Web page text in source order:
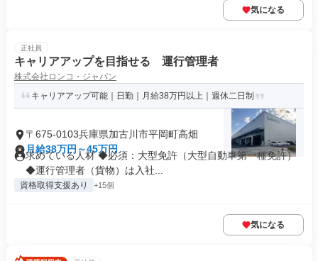
気になる
正社員
キャリアアップを目指せる 運行管理者
株式会社ロンコ・ジャパン
キャリアアップ可能｜日勤｜月給38万円以上｜週休二日制
〒675-0103兵庫県加古川市平岡町高畑
月給38万円～45万円
求めている人材 ◆必須：大型免許（大型自動車第一種免許）
◆運行管理者（貨物）は入社...
資格取得支援あり +15個
気になる